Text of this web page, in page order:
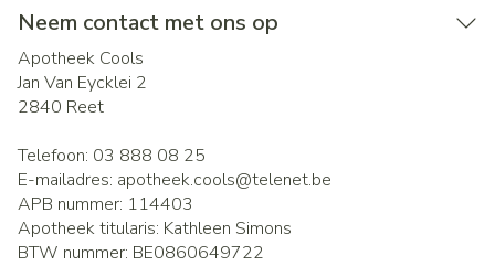
Neem contact met ons op
Apotheek Cools
Jan Van Eycklei 2
2840 Reet
Telefoon: 03 888 08 25
E-mailadres: apotheek.cools@telenet.be
APB nummer: 114403
Apotheek titularis: Kathleen Simons
BTW nummer: BE0860649722